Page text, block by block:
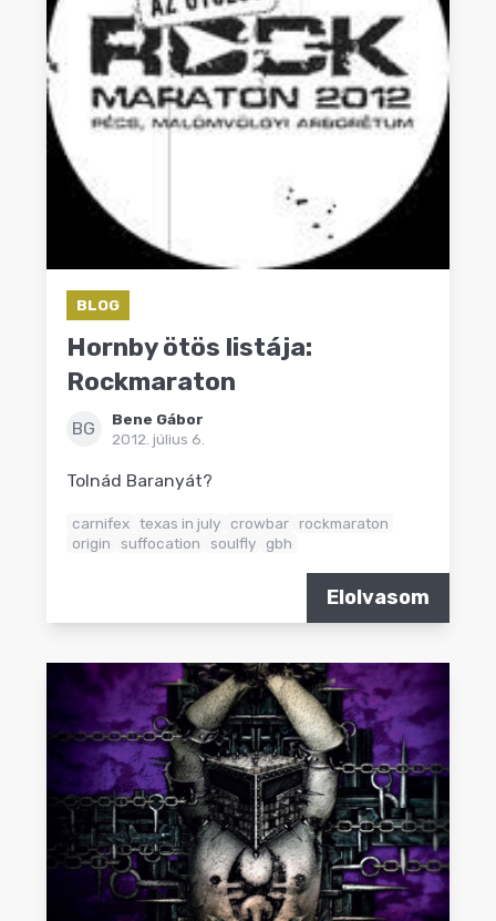
BLOG
Hornby ötös listája:
Rockmaraton
BG
Bene Gábor
2012. július 6.
Tolnád Baranyát?
carnifex texas in july crowbar rockmaraton
origin
suffocation soulfly gbh
Elolvasom